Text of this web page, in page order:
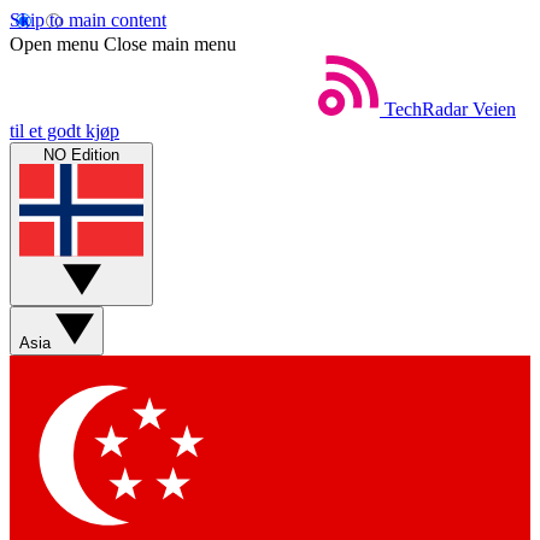
Skip to main content
Open menu Close main menu
TechRadar Veien
til et godt kjøp
NO Edition
Asia